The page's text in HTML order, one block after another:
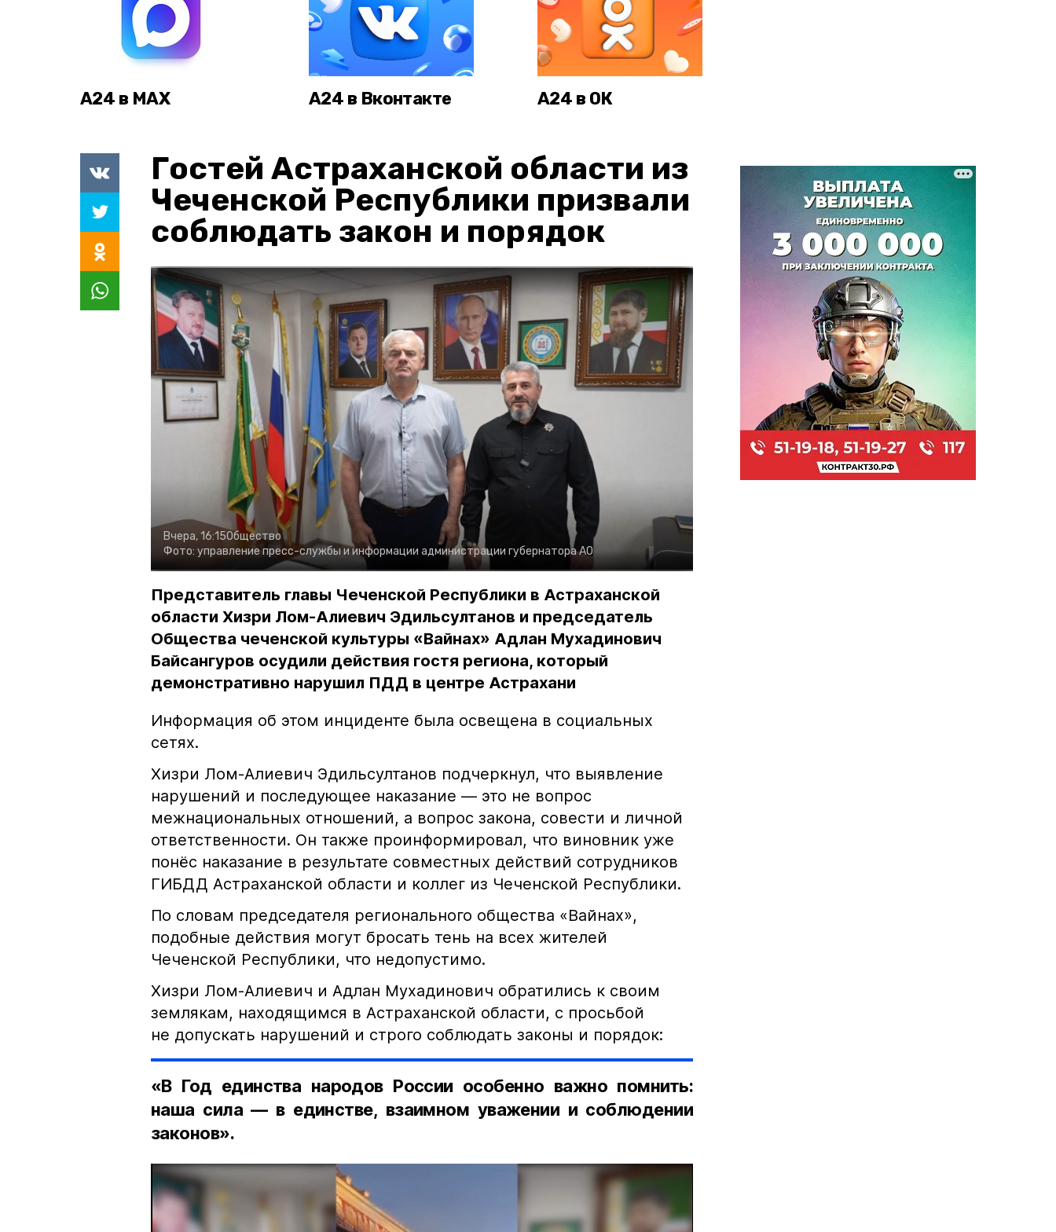
А24 в MAX А24 в Вконтакте А24 в ОК
Гостей Астраханской области из
Чеченской Республики призвали
соблюдать закон и порядок
Вчера, 16:15Общество
Фото: управление пресс-службы и информации администрации губернатора АО
Представитель главы Чеченской Республики в Астраханской
области Хизри Лом-Алиевич Эдильсултанов и председатель
Общества чеченской культуры «Вайнах» Адлан Мухадинович
Байсангуров осудили действия гостя региона, который
демонстративно нарушил ПДД в центре Астрахани
Информация об этом инциденте была освещена в социальных
сетях.
Хизри Лом-Алиевич Эдильсултанов подчеркнул, что выявление
нарушений и последующее наказание — это не вопрос
межнациональных отношений, а вопрос закона, совести и личной
ответственности. Он также проинформировал, что виновник уже
понёс наказание в результате совместных действий сотрудников
ГИБДД Астраханской области и коллег из Чеченской Республики.
По словам председателя регионального общества «Вайнах»,
подобные действия могут бросать тень на всех жителей
Чеченской Республики, что недопустимо.
Хизри Лом-Алиевич и Адлан Мухадинович обратились к своим
землякам, находящимся в Астраханской области, с просьбой
не допускать нарушений и строго соблюдать законы и порядок:
«В Год единства народов России особенно важно помнить:
наша сила — в единстве, взаимном уважении и соблюдении
законов».